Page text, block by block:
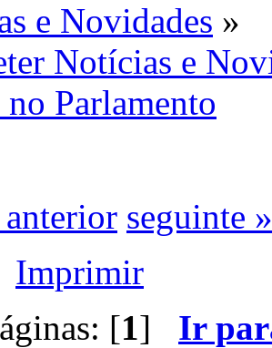
e Novidades »
Notícias e
Parlamento
anterior seguinte »
Imprimir
[1] Ir